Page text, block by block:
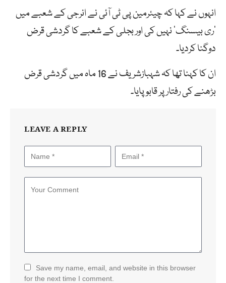
انہوں نے کہا کہ چیئرمین پی ٹی آئی نے انرجی کے شعبے میں
’ری بیسنگ‘ نہیں کی اور بجلی کے شعبے کا گردشی قرض
دوگنا کردیا۔
ان کا کہنا تھا کہ شہبازشریف نے 16 ماہ میں گردشی قرض
بڑھنے کی رفتار پر قابو پایا۔
LEAVE A REPLY
Save my name, email, and website in this browser
for the next time I comment.